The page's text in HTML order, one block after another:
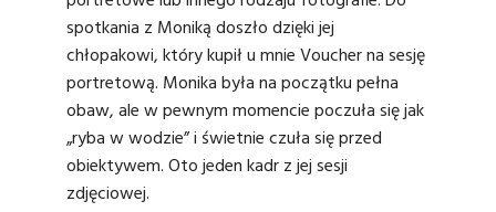
spotkania z Moniką doszło dzięki jej
chłopakowi, który kupił u mnie Voucher na sesję
portretową. Monika była na początku pełna
obaw, ale w pewnym momencie poczuła się jak
„ryba w wodzie” i świetnie czuła się przed
obiektywem. Oto jeden kadr z jej sesji
zdjęciowej.